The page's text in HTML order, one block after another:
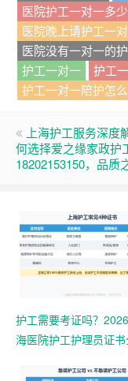
医院护工一对一多
医院晚上请护工一
医院没有一对一的
护工一对一
护工
护工一对一陪护怎
上海护工服务深度
何选择爱之缘家政护
18202153150，品质
护工需要考证吗？
海医院护工护理员证